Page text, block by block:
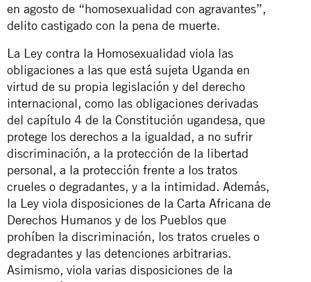
en agosto de “homosexualidad con agravantes”,
delito castigado con la pena de muerte.
La Ley contra la Homosexualidad viola las
obligaciones a las que está sujeta Uganda en
virtud de su propia legislación y del derecho
internacional, como las obligaciones derivadas
del capítulo 4 de la Constitución ugandesa, que
protege los derechos a la igualdad, a no sufrir
discriminación, a la protección de la libertad
personal, a la protección frente a los tratos
crueles o degradantes, y a la intimidad. Además,
la Ley viola disposiciones de la Carta Africana de
Derechos Humanos y de los Pueblos que
prohíben la discriminación, los tratos crueles o
degradantes y las detenciones arbitrarias.
Asimismo, viola varias disposiciones de la